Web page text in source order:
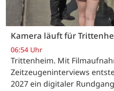
Kamera läuft für
06:54 Uhr
Trittenheim. Mit
Zeitzeugeninterviews
2027 ein digitaler